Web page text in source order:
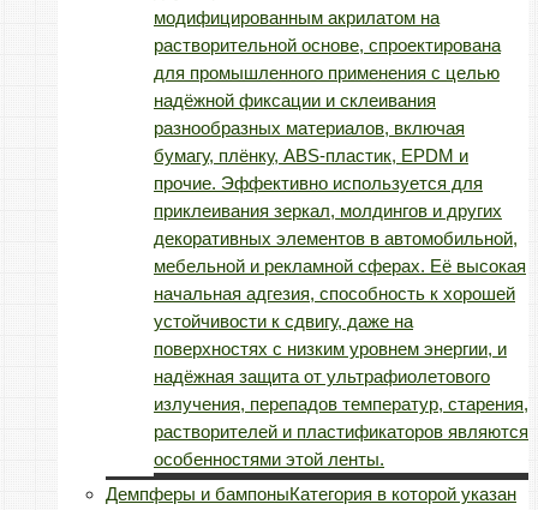
модифицированным акрилатом на
растворительной основе, спроектирована
для промышленного применения с целью
надёжной фиксации и склеивания
разнообразных материалов, включая
бумагу, плёнку, ABS-пластик, EPDM и
прочие. Эффективно используется для
приклеивания зеркал, молдингов и других
декоративных элементов в автомобильной,
мебельной и рекламной сферах. Её высокая
начальная адгезия, способность к хорошей
устойчивости к сдвигу, даже на
поверхностях с низким уровнем энергии, и
надёжная защита от ультрафиолетового
излучения, перепадов температур, старения,
растворителей и пластификаторов являются
особенностями этой ленты.
Демпферы и бампоныКатегория в которой указан